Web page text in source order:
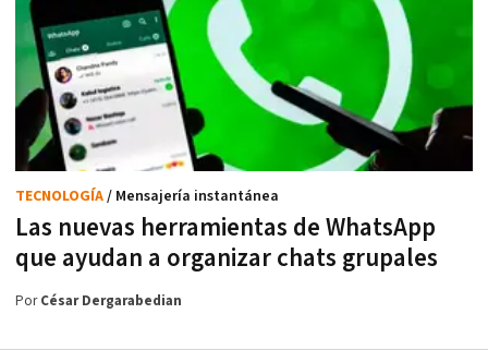
Las nuevas herramientas de WhatsApp
que ayudan a organizar chats grupales
TECNOLOGÍA/ Mensajería instantánea
PorCésar Dergarabedian